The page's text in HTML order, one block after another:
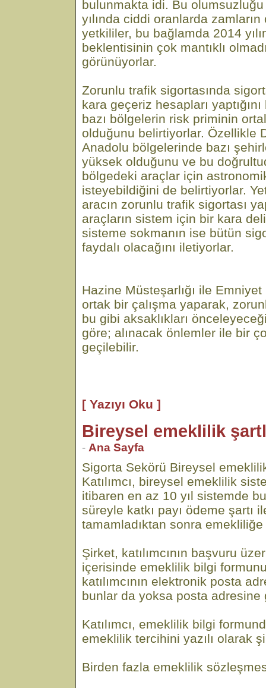
bulunmakta idi. Bu
yılında ciddi oranlarda
yetkililer, bu bağlamda 2014
beklentisinin çok mantıklı
görünüyorlar.
Zorunlu trafik sigortasında
kara geçeriz hesapları
bazı bölgelerin risk priminin
olduğunu belirtiyorlar. Özellikle
Anadolu bölgelerinde bazı
yüksek olduğunu ve bu
bölgedeki araçlar için
isteyebildiğini de belirtiyorlar.
aracın zorunlu trafik sigortası
araçların sistem için bir kara
sisteme sokmanın ise bütün
faydalı olacağını iletiyorlar.
Hazine Müsteşarlığı ile
ortak bir çalışma yaparak,
bu gibi aksaklıkları
göre; alınacak önlemler ile bir
geçilebilir.
[ Yazıyı Oku ]
Bireysel emeklilik
- Ana Sayfa
Sigorta Sekörü Bireysel
Katılımcı, bireysel emeklilik
itibaren en az 10 yıl sistemde
süreyle katkı payı ödeme şartı
tamamladıktan sonra emekliliğe
Şirket, katılımcının başvuru
içerisinde emeklilik bilgi
katılımcının elektronik posta
bunlar da yoksa posta adresine
Katılımcı, emeklilik bilgi
emeklilik tercihini yazılı olarak
Birden fazla emeklilik